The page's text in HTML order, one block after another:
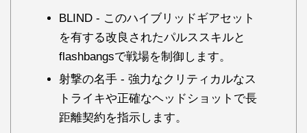
BLIND - このハイブリッドギアセット
を有する改良されたパルススキルと
flashbangsで戦場を制御します。
射撃の名手 - 強力なクリティカルなス
トライキや正確なヘッドショットで長
距離契約を指示します。